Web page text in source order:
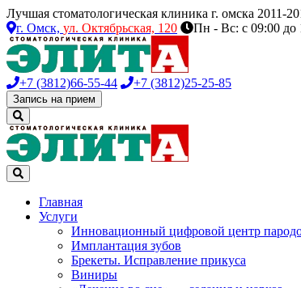
Лучшая стоматологическая клиника г. омска 2011-
г. Омск, ул. Октябрьская, 120 Пн - Вс: с 09:00 до
+7 (3812)66-55-44 +7 (3812)25-25-85
Запись на прием
Главная
Услуги
Инновационный цифровой центр
Имплантация зубов
Брекеты. Исправление прикуса
Виниры